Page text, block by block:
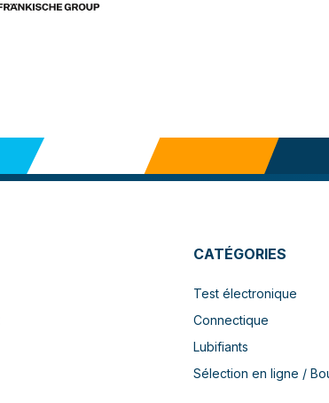
CATÉGORIES
Test électronique
Connectique
Lubifiants
Sélection en ligne /